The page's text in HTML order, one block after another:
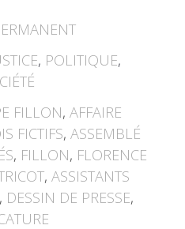
, POLITIQUE,
FILLON, AFFAIRE
FICTIFS, ASSEMBLÉ
, FILLON, FLORENCE
, ASSISTANTS
, DESSIN DE PRESSE,